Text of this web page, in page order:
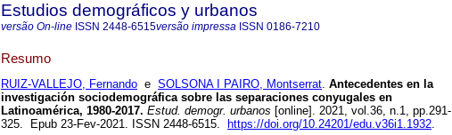
Estudios demográficos y urbanos
versão On-line ISSN 2448-6515versão impressa ISSN 0186-7210
Resumo
RUIZ-VALLEJO, Fernando e SOLSONA I PAIRO, Montserrat. Antecedentes en la
investigación sociodemográfica sobre las separaciones conyugales en
Latinoamérica, 1980-2017. Estud. demogr. urbanos [online]. 2021, vol.36, n.1, pp.291-
325. Epub 23-Fev-2021. ISSN 2448-6515.
https://doi.org/10.24201/edu.v36i1.1932.